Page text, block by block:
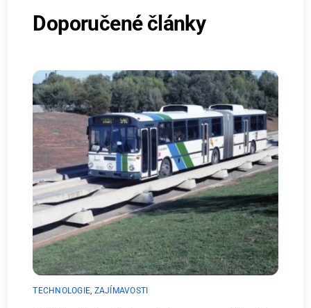
Doporučené články
TECHNOLOGIE, ZAJÍMAVOSTI